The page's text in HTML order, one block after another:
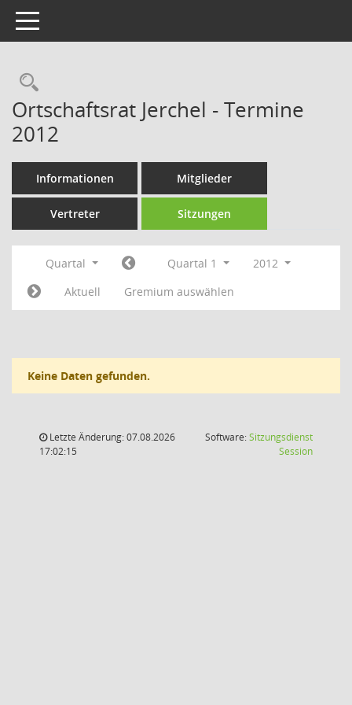
Toggle navigation
Rechercheauswahl
Ortschaftsrat Jerchel - Termine
2012
Informationen Mitglieder
Vertreter Sitzungen
Quartal Quartal 1
2012
Aktuell
Gremium auswählen
Keine Daten gefunden.
Letzte Änderung: 07.08.2026
17:02:15
Software:Sitzungsdienst
Session(Wird in